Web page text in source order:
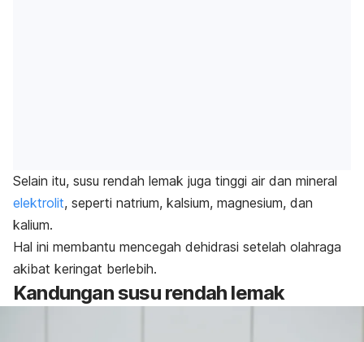
Selain itu, susu rendah lemak juga tinggi air dan mineral
elektrolit, seperti natrium, kalsium, magnesium, dan
kalium.
Hal ini membantu mencegah dehidrasi setelah olahraga
akibat keringat berlebih.
Kandungan susu rendah lemak